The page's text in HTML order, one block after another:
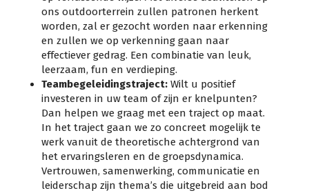
ons outdoorterrein zullen patronen herkent
worden, zal er gezocht worden naar erkenning
en zullen we op verkenning gaan naar
effectiever gedrag. Een combinatie van leuk,
leerzaam, fun en verdieping.
Teambegeleidingstraject: Wilt u positief
investeren in uw team of zijn er knelpunten?
Dan helpen we graag met een traject op maat.
In het traject gaan we zo concreet mogelijk te
werk vanuit de theoretische achtergrond van
het ervaringsleren en de groepsdynamica.
Vertrouwen, samenwerking, communicatie en
leiderschap zijn thema’s die uitgebreid aan bod